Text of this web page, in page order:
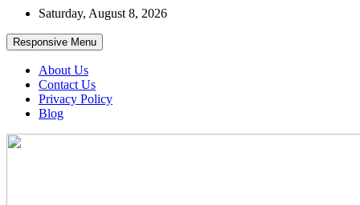
Skip
content
Saturday, August 8, 2026
Responsive Menu
About Us
Contact Us
Privacy Policy
Blog